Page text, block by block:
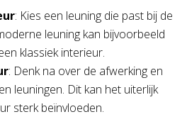
: Kies een leuning die past bij de
leuning kan bijvoorbeeld
klassiek interieur.
: Denk na over de afwerking en
leuningen. Dit kan het uiterlijk
sterk beïnvloeden.